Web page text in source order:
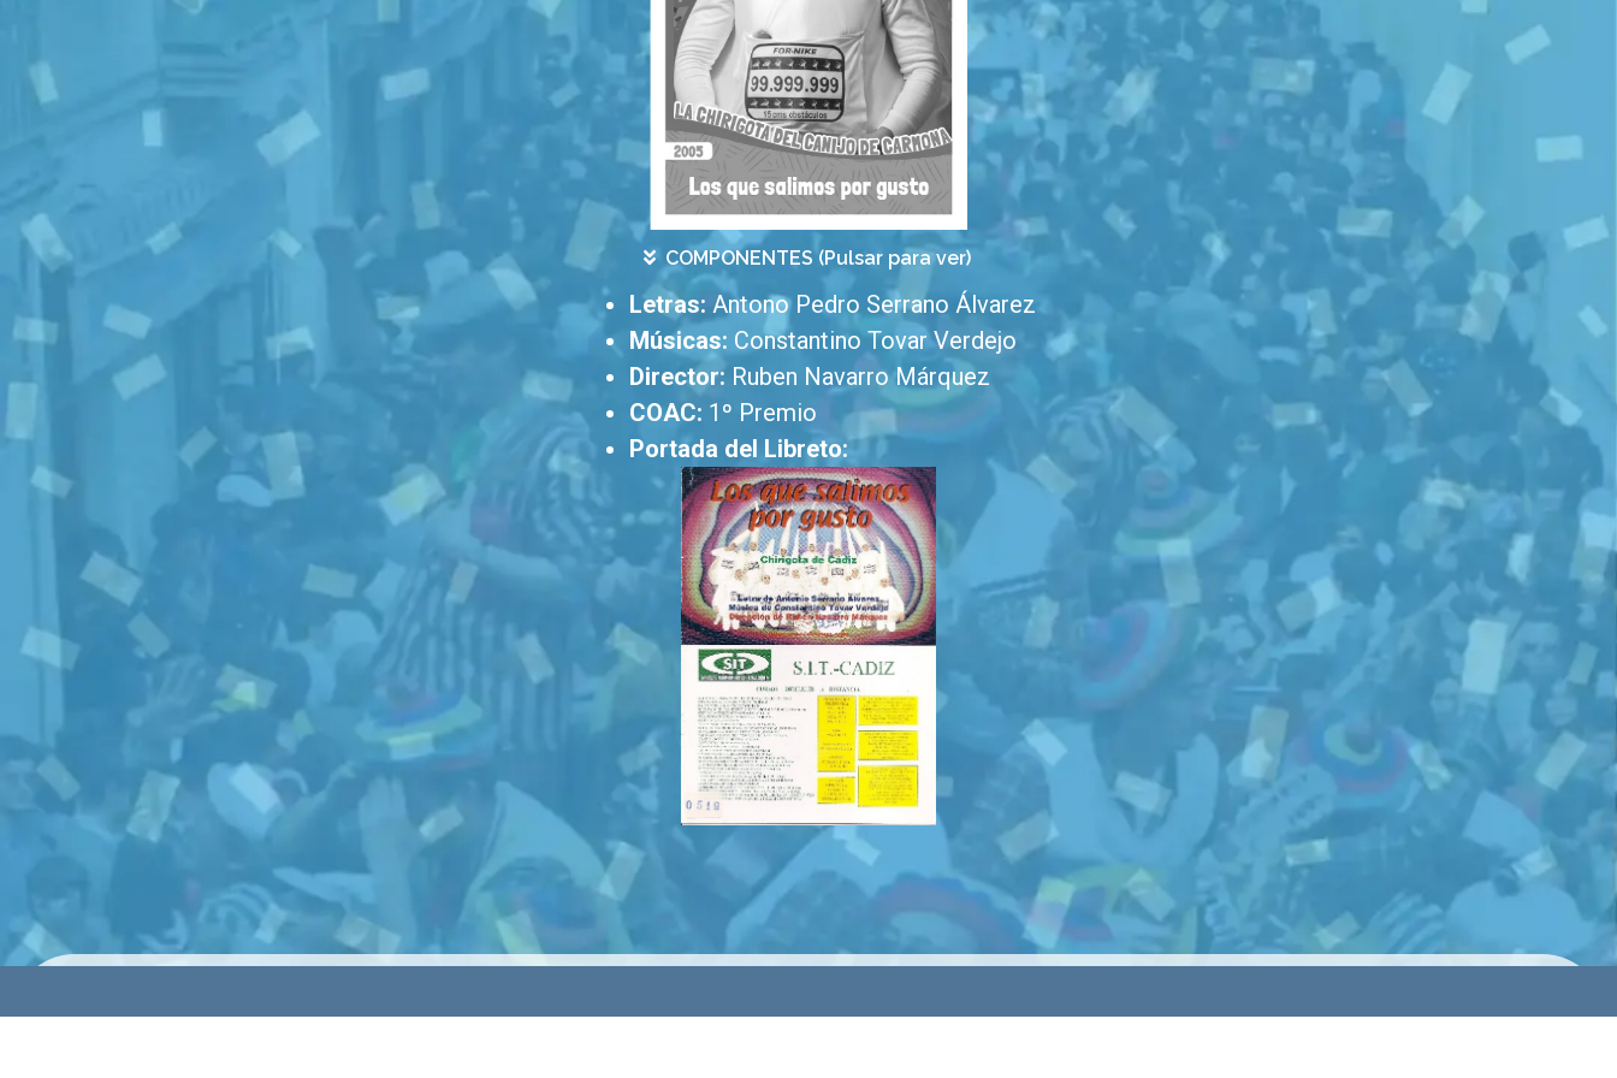
COMPONENTES (Pulsar para ver)
Letras: Antono Pedro Serrano Álvarez
Músicas: Constantino Tovar Verdejo
Director: Ruben Navarro Márquez
COAC: 1º Premio
Portada del Libreto: